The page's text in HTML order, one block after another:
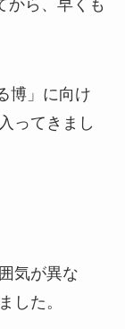
から、早くも
博」に向け
ってきまし
気が異な
した。